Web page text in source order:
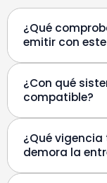
¿Qué
emitir con
¿Con qué
compatible?
¿Qué
demora la